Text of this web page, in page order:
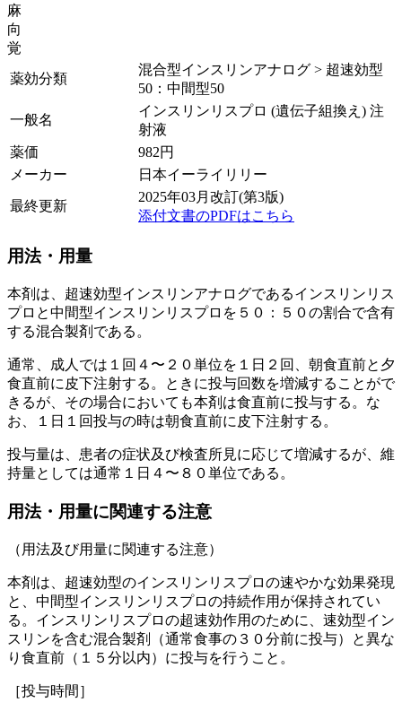
麻
向
覚
薬効分類
混合型インスリンアナログ > 超速効型
50：中間型50
一般名
インスリンリスプロ (遺伝子組換え) 注
射液
薬価
982円
メーカー
日本イーライリリー
最終更新
2025年03月改訂(第3版)
添付文書のPDFはこちら
用法・用量
本剤は、超速効型インスリンアナログであるインスリンリス
プロと中間型インスリンリスプロを５０：５０の割合で含有
する混合製剤である。
通常、成人では１回４〜２０単位を１日２回、朝食直前と夕
食直前に皮下注射する。ときに投与回数を増減することがで
きるが、その場合においても本剤は食直前に投与する。な
お、１日１回投与の時は朝食直前に皮下注射する。
投与量は、患者の症状及び検査所見に応じて増減するが、維
持量としては通常１日４〜８０単位である。
用法・用量に関連する注意
（用法及び用量に関連する注意）
本剤は、超速効型のインスリンリスプロの速やかな効果発現
と、中間型インスリンリスプロの持続作用が保持されてい
る。インスリンリスプロの超速効作用のために、速効型イン
スリンを含む混合製剤（通常食事の３０分前に投与）と異な
り食直前（１５分以内）に投与を行うこと。
［投与時間］